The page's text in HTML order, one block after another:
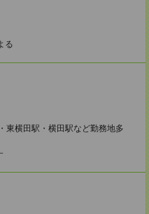
る
東横田駅・横田駅など勤務地多